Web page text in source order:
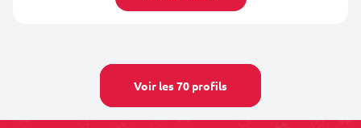
Voir les 70 profils